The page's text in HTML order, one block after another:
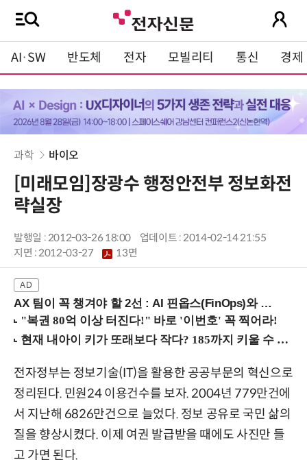
AI·SW 반도체 전자 모빌리티 통신 경제
과학 바이오
[미래모임]장광수 행정안전부 정보화전
략실장
발행일 : 2012-03-26 18:00
업데이트 : 2014-02-14 21:55
지면 :2012-03-27 13면
AX 팀이 꼭 챙겨야 할 2선 : AI 핀옵스(FinOps)와 토큰 거버넌스 (8/21 잠실역)
전자정부는 정보기술(IT)을 활용한 공공부문의 혁신으로
정리된다. 민원24 이용건수를 보자. 2004년 779만건에
서 지난해 6826만건으로 늘었다. 정보 공유로 국민 삶의
질을 향상시켰다. 이제 여권 발급받을 때에도 사진만 들
고 가면 된다.